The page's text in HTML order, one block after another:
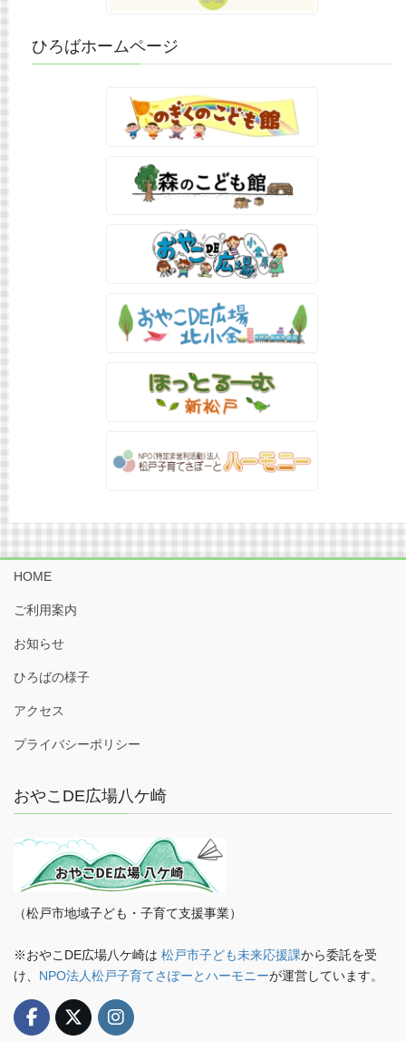
ひろばホームページ
HOME
ご利用案内
お知らせ
ひろばの様子
アクセス
プライバシーポリシー
おやこDE広場八ケ崎
（松戸市地域子ども・子育て支援事業）
※おやこDE広場八ケ崎は 松戸市子ども未来応援課から委託を受
け、 NPO法人松戸子育てさぽーとハーモニーが運営しています。